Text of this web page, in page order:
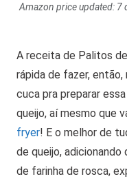
Amazon price updated: 7
A receita de Palitos
rápida de fazer,
cuca pra preparar
queijo, aí mesmo que
fryer! E o melhor de
de queijo,
de farinha de rosca,